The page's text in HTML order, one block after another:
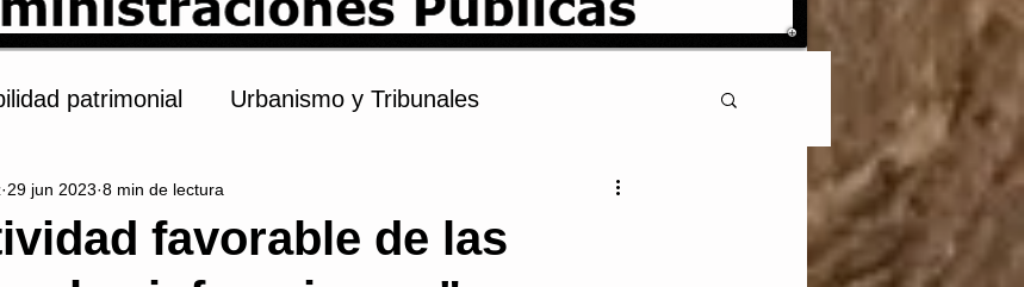
patrimonial Urbanismo y Tribunales
Procedimiento administrativo
favorable de las
29 jun 2023 8 min de lectura